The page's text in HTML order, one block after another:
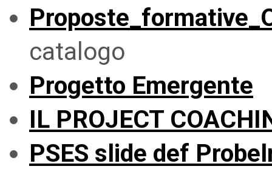
catalogo
Progetto Emergente
IL PROJECT
PSES slide def